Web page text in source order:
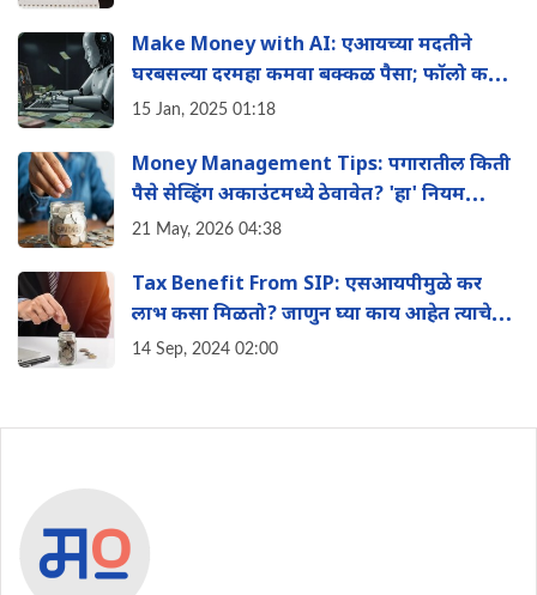
Make Money with AI: एआयच्या मदतीने
घरबसल्या दरमहा कमवा बक्कळ पैसा; फॉलो करा
'या' 11 भन्नाट आणि सोप्या आयडिया
15 Jan, 2025 01:18
Money Management Tips: पगारातील किती
पैसे सेव्हिंग अकाउंटमध्ये ठेवावेत? 'हा' नियम
तुम्हाला बनवेल श्रीमंत
21 May, 2026 04:38
Tax Benefit From SIP: एसआयपीमुळे कर
लाभ कसा मिळतो? जाणुन घ्या काय आहेत त्याचे
फायदे?
14 Sep, 2024 02:00